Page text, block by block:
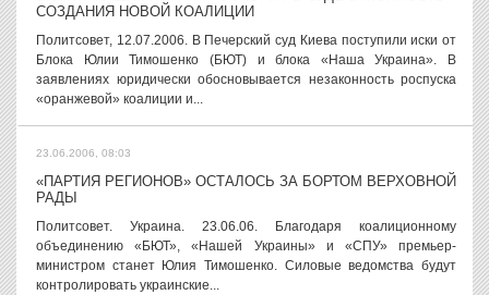
СОЗДАНИЯ НОВОЙ КОАЛИЦИИ
Политсовет, 12.07.2006. В Печерский суд Киева поступили иски от
Блока Юлии Тимошенко (БЮТ) и блока «Наша Украина». В
заявлениях юридически обосновывается незаконность роспуска
«оранжевой» коалиции и...
23.06.2006, 08:03
«ПАРТИЯ РЕГИОНОВ» ОСТАЛОСЬ ЗА БОРТОМ ВЕРХОВНОЙ
РАДЫ
Политсовет. Украина. 23.06.06. Благодаря коалиционному
объединению «БЮТ», «Нашей Украины» и «СПУ» премьер-
министром станет Юлия Тимошенко. Силовые ведомства будут
контролировать украинские...